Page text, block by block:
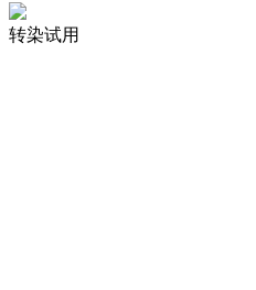
转染试用